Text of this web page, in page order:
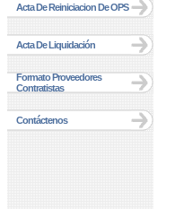
Acta De Reiniciacion De OPS
Acta De Liquidación
Formato Proveedores
Contratistas
Contáctenos